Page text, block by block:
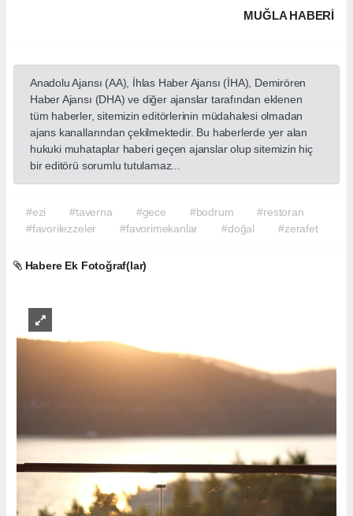
MUĞLA HABERİ
Anadolu Ajansı (AA), İhlas Haber Ajansı (İHA), Demirören
Haber Ajansı (DHA) ve diğer ajanslar tarafından eklenen
tüm haberler, sitemizin editörlerinin müdahalesi olmadan
ajans kanallarından çekilmektedir. Bu haberlerde yer alan
hukuki muhataplar haberi geçen ajanslar olup sitemizin hiç
bir editörü sorumlu tutulamaz...
#ezi #taverna #gece #bodrum
#restoran
#favorilezzeler
#favorimekanlar #doğal #zerafet
Habere Ek Fotoğraf(lar)